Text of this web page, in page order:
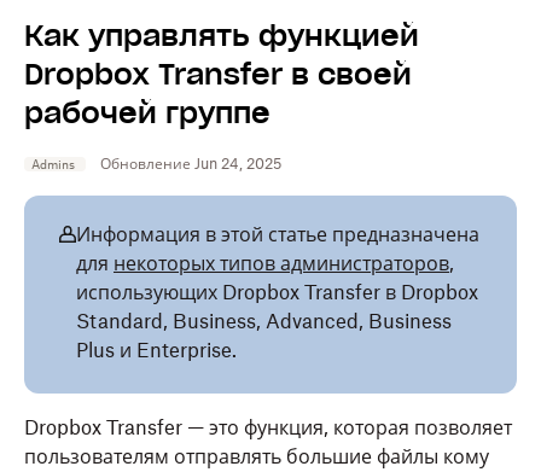
Как управлять функцией
Dropbox Transfer в своей
рабочей группе
Admins Обновление Jun 24, 2025
Информация в этой статье предназначена
для некоторых типов администраторов,
использующих Dropbox Transfer в Dropbox
Standard, Business, Advanced, Business
Plus и Enterprise.
Dropbox Transfer — это функция, которая позволяет
пользователям отправлять большие файлы кому